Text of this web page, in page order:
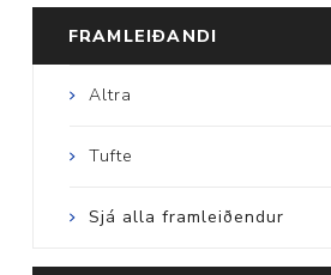
FRAMLEIÐANDI
Altra
Tufte
Sjá alla framleiðendur